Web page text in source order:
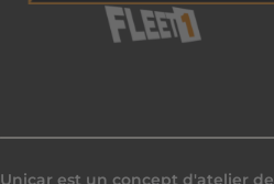
Unicar est un concept d'atelier de